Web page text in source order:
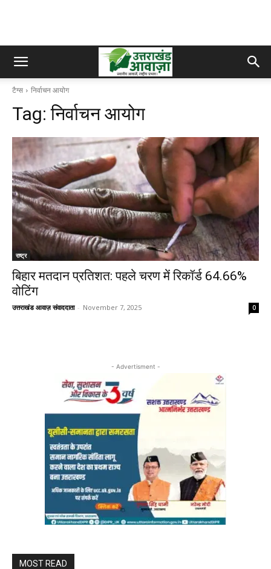
टैग्स निर्वाचन आयोग
Tag:निर्वाचन आयोग
राष्ट्र
बिहार मतदान प्रतिशत: पहले चरण में रिकॉर्ड 64.66%
वोटिंग
उत्तराखंड आवाज़ संवाददाता - November 7, 2025 0
- Advertisment -
MOST READ